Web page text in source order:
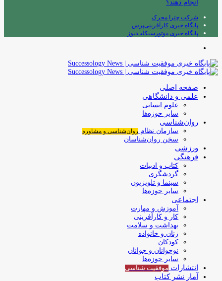
انجام دهند؟
شرکت چترا محرک
پایگاه خبری کارآفرینی‌پرس
پایگاه خبری موتورسیکلت‌نیوز
صفحه اصلی
علمی و دانشگاهی
علوم انسانی
سایر حوزه‌ها
روان‌شناسی
سازمان نظام روان‌شناسی و مشاوره
سخن روان‌شناسان
ورزشی
فرهنگی
کتاب و ادبیات
گردشگری
سینما و تلویزیون
سایر حوزه‌ها
اجتماعی
آموزش و مهارت
کار و کارآفرینی
بهداشت و سلامت
زنان و خانواده
کودکان
نوجوانان و جوانان
سایر حوزه‌ها
انتشارات موفقیت‌ شناسی
آمار نشر کتاب